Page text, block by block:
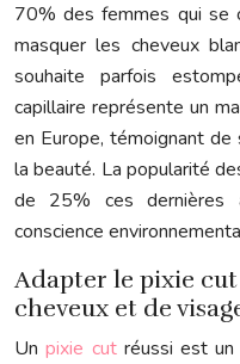
70% des femmes qui se
masquer les cheveux
souhaite parfois
capillaire représente un
en Europe, témoignant
la beauté. La popularité
de 25% ces dernières
conscience
Adapter le pixie
cheveux et de
Unpixie cut réussi est un